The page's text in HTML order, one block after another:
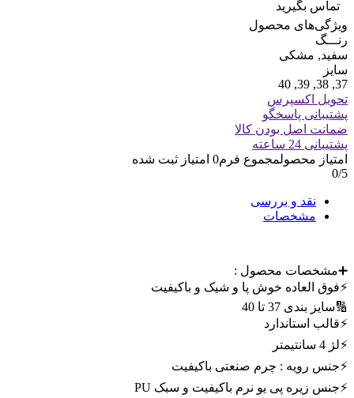
تماس بگیرید
ویژگی‌های محصول
رنـــگ
سفید, مشکی
سایز
37, 38, 39, 40
تحویل اکسپرس
پشتیبانی پاسخگو
ضمانت اصل بودن کالا
پشتیبانی 24 ساعته
امتیاز محصولمجموع فرم0 امتیاز ثبت شده
0/5
نقد و بررسی
مشخصات
➕مشخصات محصول :
⚡️فوق العاده خوش پا و شیک و باکیفیت
🔢سایز بندی 37 تا 40
⚡️قالب استاندارد
⚡️لژ 4 سانتیمتر
⚡️جنس رویه : چرم صنعتی باکیفیت
⚡️جنس زیره پی یو نرم باکیفیت و سبک PU